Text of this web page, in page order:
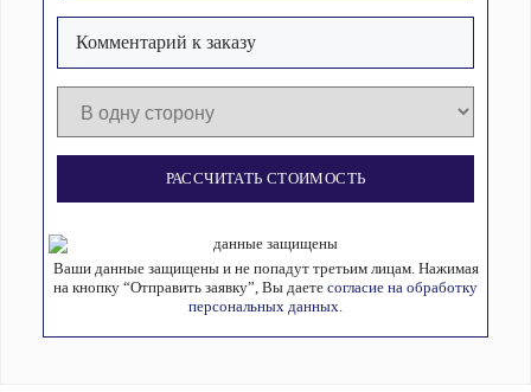
РАССЧИТАТЬ СТОИМОСТЬ
Ваши данные защищены и не попадут третьим лицам. Нажимая
на кнопку “Отправить заявку”, Вы даете согласие на обработку
персональных данных.